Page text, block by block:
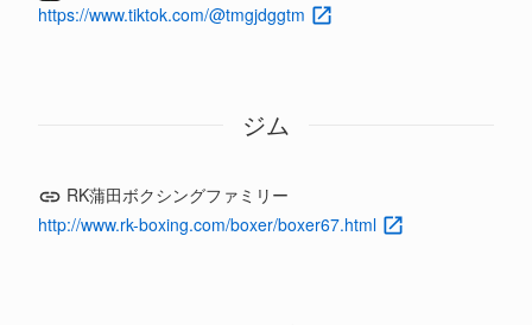
https://www.tiktok.com/@tmgjdggtm
ジム
RK蒲田ボクシングファミリー
http://www.rk-boxing.com/boxer/boxer67.html